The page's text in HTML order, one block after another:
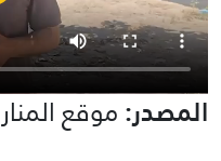
المصدر:موقع المنار